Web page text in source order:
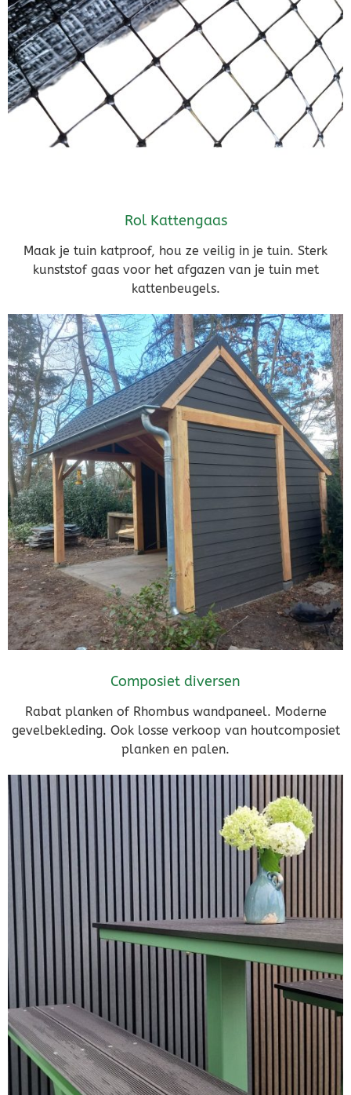
Rol Kattengaas
Maak je tuin katproof, hou ze veilig in je tuin. Sterk
kunststof gaas voor het afgazen van je tuin met
kattenbeugels.
Composiet diversen
Rabat planken of Rhombus wandpaneel. Moderne
gevelbekleding. Ook losse verkoop van houtcomposiet
planken en palen.